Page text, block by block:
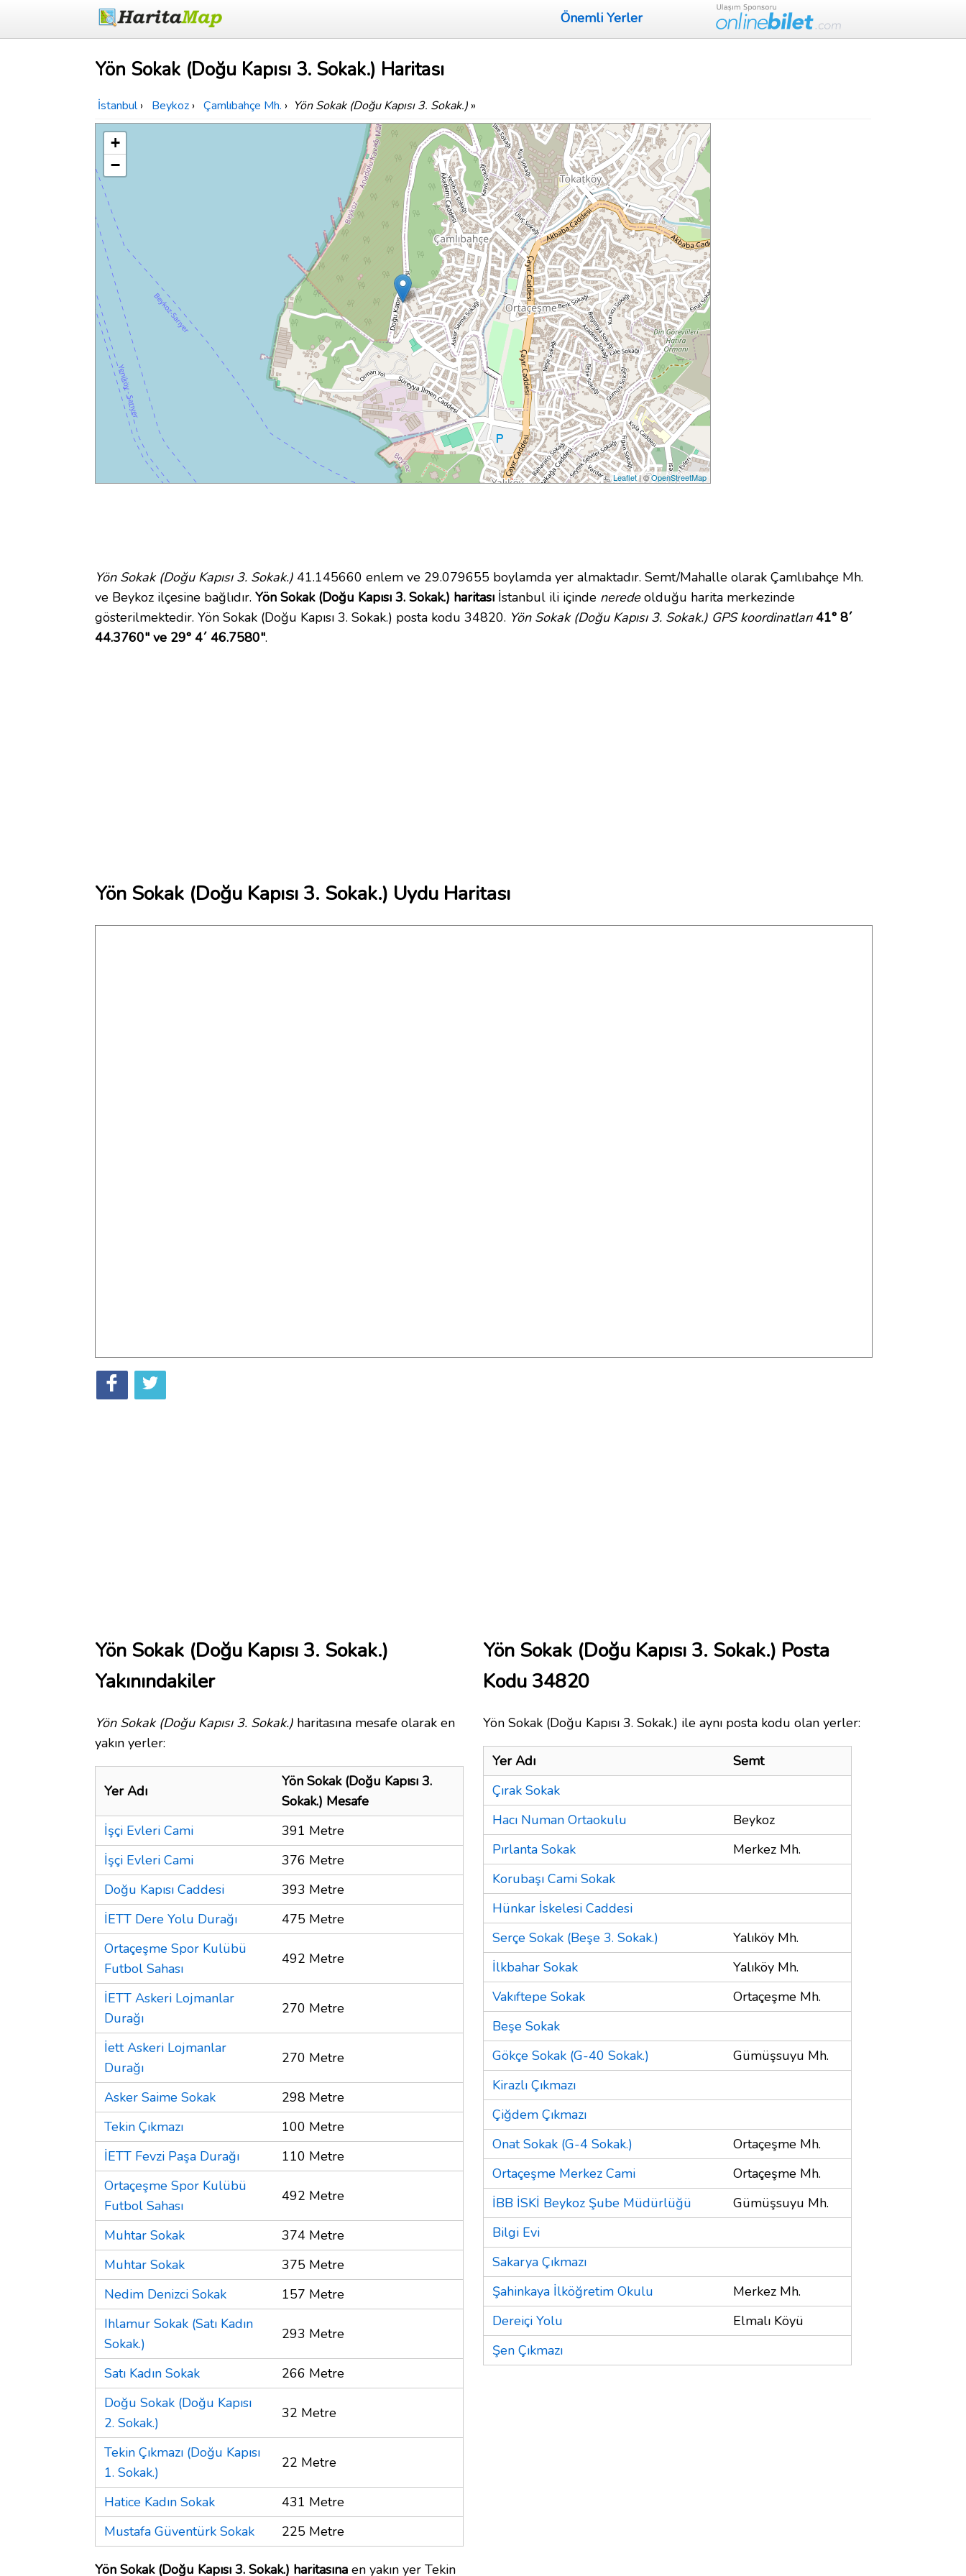
Önemli Yerler
Yön Sokak (Doğu Kapısı 3. Sokak.) Haritası
İstanbul › Beykoz › Çamlıbahçe Mh. › Yön Sokak (Doğu Kapısı 3. Sokak.) »
+
−
Leaflet| ©OpenStreetMap
Yön Sokak (Doğu Kapısı 3. Sokak.) 41.145660 enlem ve 29.079655 boylamda yer almaktadır. Semt/Mahalle olarak Çamlıbahçe Mh.
ve Beykoz ilçesine bağlıdır. Yön Sokak (Doğu Kapısı 3. Sokak.) haritası İstanbul ili içinde neredeolduğu harita merkezinde
gösterilmektedir. Yön Sokak (Doğu Kapısı 3. Sokak.) posta kodu 34820. Yön Sokak (Doğu Kapısı 3. Sokak.) GPS koordinatları 41° 8´
44.3760" ve 29° 4´ 46.7580".
Yön Sokak (Doğu Kapısı 3. Sokak.) Uydu Haritası
Yön Sokak (Doğu Kapısı 3. Sokak.)
Yakınındakiler
Yön Sokak (Doğu Kapısı 3. Sokak.) haritasına mesafe olarak en
yakın yerler:
Yer Adı
Yön Sokak (Doğu Kapısı 3.
Sokak.) Mesafe
İşçi Evleri Cami
391 Metre
İşçi Evleri Cami
376 Metre
Doğu Kapısı Caddesi
393 Metre
İETT Dere Yolu Durağı
475 Metre
Ortaçeşme Spor Kulübü
Futbol Sahası
492 Metre
İETT Askeri Lojmanlar
Durağı
270 Metre
İett Askeri Lojmanlar
Durağı
270 Metre
Asker Saime Sokak
298 Metre
Tekin Çıkmazı
100 Metre
İETT Fevzi Paşa Durağı
110 Metre
Ortaçeşme Spor Kulübü
Futbol Sahası
492 Metre
Muhtar Sokak
374 Metre
Muhtar Sokak
375 Metre
Nedim Denizci Sokak
157 Metre
Ihlamur Sokak (Satı Kadın
Sokak.)
293 Metre
Satı Kadın Sokak
266 Metre
Doğu Sokak (Doğu Kapısı
2. Sokak.)
32 Metre
Tekin Çıkmazı (Doğu Kapısı
1. Sokak.)
22 Metre
Hatice Kadın Sokak
431 Metre
Mustafa Güventürk Sokak
225 Metre
Yön Sokak (Doğu Kapısı 3. Sokak.) haritasına en yakın yer Tekin
Yön Sokak (Doğu Kapısı 3. Sokak.) Posta
Kodu 34820
Yön Sokak (Doğu Kapısı 3. Sokak.) ile aynı posta kodu olan yerler:
Yer Adı
Semt
Çırak Sokak
Hacı Numan Ortaokulu
Beykoz
Pırlanta Sokak
Merkez Mh.
Korubaşı Cami Sokak
Hünkar İskelesi Caddesi
Serçe Sokak (Beşe 3. Sokak.)
Yalıköy Mh.
İlkbahar Sokak
Yalıköy Mh.
Vakıftepe Sokak
Ortaçeşme Mh.
Beşe Sokak
Gökçe Sokak (G-40 Sokak.)
Gümüşsuyu Mh.
Kirazlı Çıkmazı
Çiğdem Çıkmazı
Onat Sokak (G-4 Sokak.)
Ortaçeşme Mh.
Ortaçeşme Merkez Cami
Ortaçeşme Mh.
İBB İSKİ Beykoz Şube Müdürlüğü
Gümüşsuyu Mh.
Bilgi Evi
Sakarya Çıkmazı
Şahinkaya İlköğretim Okulu
Merkez Mh.
Dereiçi Yolu
Elmalı Köyü
Şen Çıkmazı